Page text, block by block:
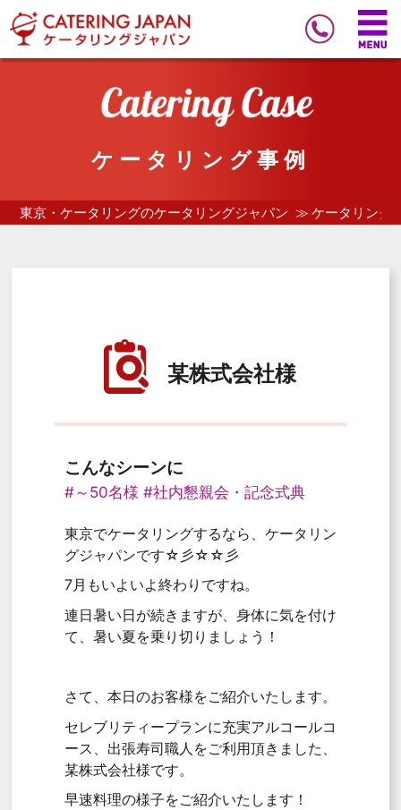
ケータリング事例
東京・ケータリングのケータリングジャパン ケータリング
某株式会社様
こんなシーンに
#～50名様 #社内懇親会・記念式典
東京でケータリングするなら、ケータリン
グジャパンです☆彡☆☆彡
7月もいよいよ終わりですね。
連日暑い日が続きますが、身体に気を付け
て、暑い夏を乗り切りましょう！
さて、本日のお客様をご紹介いたします。
セレブリティープランに充実アルコールコ
ース、出張寿司職人をご利用頂きました、
某株式会社様です。
早速料理の様子をご紹介いたします！